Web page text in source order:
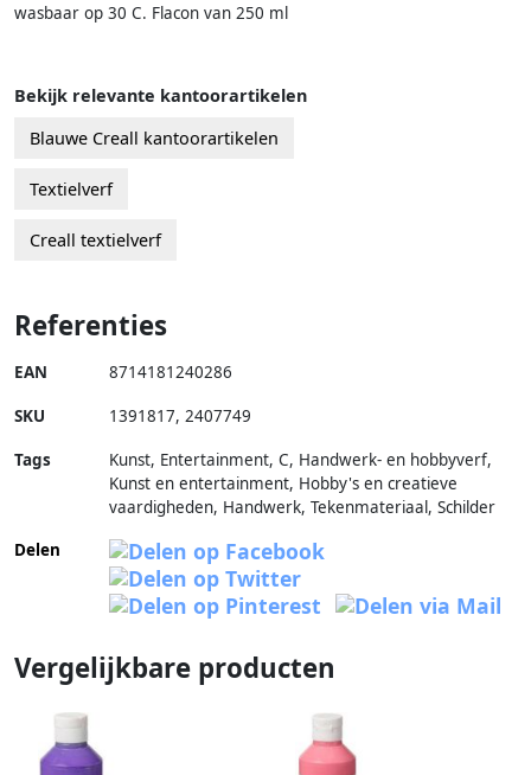
wasbaar op 30 C. Flacon van 250 ml
Bekijk relevante kantoorartikelen
Blauwe Creall kantoorartikelen
Textielverf
Creall textielverf
Referenties
EAN 8714181240286
SKU 1391817, 2407749
Tags
Kunst, Entertainment, C, Handwerk- en hobbyverf,
Kunst en entertainment, Hobby's en creatieve
vaardigheden, Handwerk, Tekenmateriaal, Schilder
Delen
Vergelijkbare producten